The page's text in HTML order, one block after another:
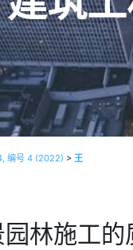
编号 4 (2022) > 王
园林施工